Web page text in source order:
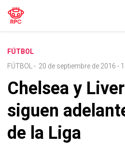
FÚTBOL
FÚTBOL
- 20 de septiembre de 2016 -
Chelsea y
siguen
de la Liga